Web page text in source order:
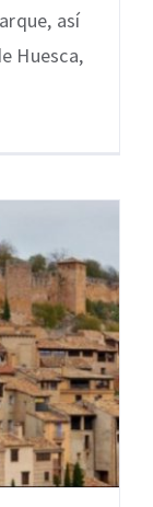
así
Huesca,